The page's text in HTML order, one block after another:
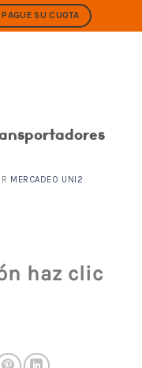
PAGUE SU CUOTA
MERCADEO UNI2
haz clic